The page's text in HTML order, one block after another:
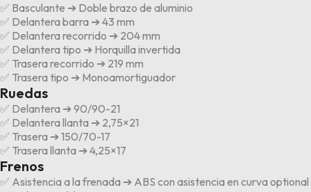
✅ Basculante ➔ Doble brazo de aluminio
✅ Delantera barra ➔ 43 mm
✅ Delantera recorrido ➔ 204 mm
✅ Delantera tipo ➔ Horquilla invertida
✅ Trasera recorrido ➔ 219 mm
✅ Trasera tipo ➔ Monoamortiguador
Ruedas
✅ Delantera ➔ 90/90-21
✅ Delantera llanta ➔ 2,75×21
✅ Trasera ➔ 150/70-17
✅ Trasera llanta ➔ 4,25×17
Frenos
✅ Asistencia a la frenada ➔ ABS con asistencia en curva optional